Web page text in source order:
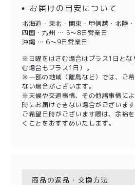
お届けの目安について
北海道・東北・関東・甲信越・北陸
四国・九州 … 5～8日営業日
沖縄 … 6～9日営業日
※日曜をはさむ場合はプラス1日とな
む場合もプラス1日）。
※一部の地域（離島など）では、ご
ない場合がございます。
※天候や交通事情、その他諸事情に
時にお届けできない場合がございます
ご希望日時がございます際は、余裕
くことをおすすめいたします。
商品の返品・交換方法